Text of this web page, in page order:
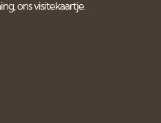
ons visitekaartje.